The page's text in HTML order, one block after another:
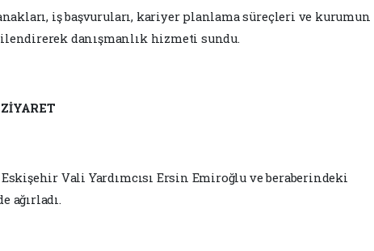
iş başvuruları, kariyer planlama süreçleri ve kurumun
danışmanlık hizmeti sundu.
Vali Yardımcısı Ersin Emiroğlu ve beraberindeki
ağırladı.